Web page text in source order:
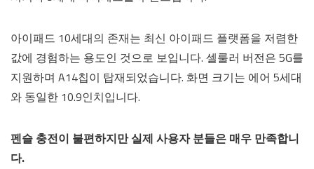
아이패드 10세대의 존재는 최신 아이패드 플랫폼을 저렴한
값에 경험하는 용도인 것으로 보입니다. 셀룰러 버전은 5G를
지원하며 A14칩이 탑재되었습니다. 화면 크기는 에어 5세대
와 동일한 10.9인치입니다.
펜슬 충전이 불편하지만 실제 사용자 분들은 매우 만족합니
다.